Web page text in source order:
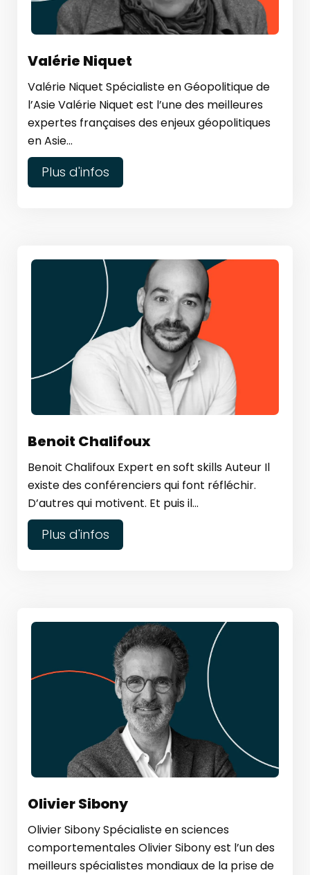
Valérie Niquet
Valérie Niquet Spécialiste en Géopolitique de
l’Asie Valérie Niquet est l’une des meilleures
expertes françaises des enjeux géopolitiques
en Asie...
Plus d'infos
Benoit Chalifoux
Benoit Chalifoux Expert en soft skills Auteur Il
existe des conférenciers qui font réfléchir.
D’autres qui motivent. Et puis il...
Plus d'infos
Olivier Sibony
Olivier Sibony Spécialiste en sciences
comportementales Olivier Sibony est l’un des
meilleurs spécialistes mondiaux de la prise de